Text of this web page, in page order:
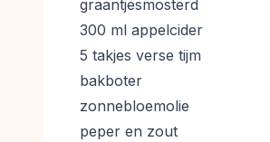
graantjesmosterd
300 ml appelcider
5 takjes verse tijm
bakboter
zonnebloemolie
peper en zout